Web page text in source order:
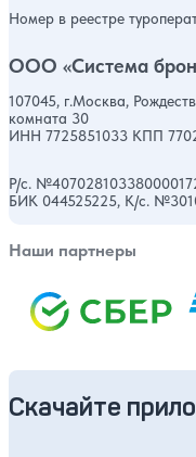
Номер в реестре
ООО «Система
107045, г.Москва,
комната 30
ИНН 7725851033 КПП
Р/с.
БИК 044525225, К/с.
Наши партнеры
Скачайте